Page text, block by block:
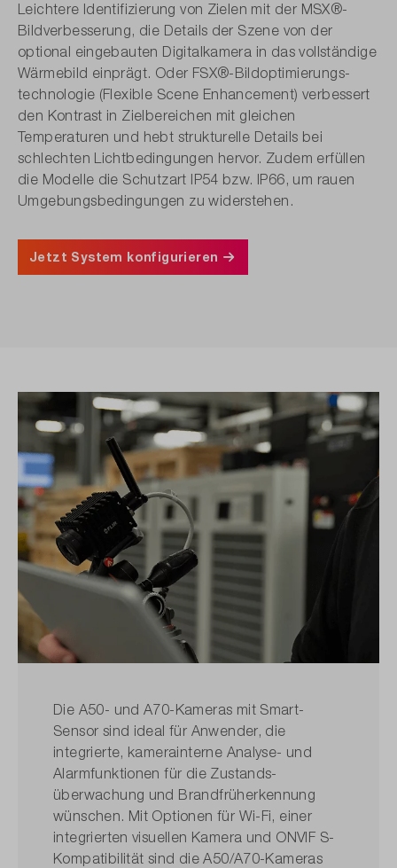
Leichtere Identifizierung von Zielen mit der MSX®-
Bildverbesserung, die Details der Szene von der
optional eingebauten Digitalkamera in das vollständige
Wärmebild einprägt. Oder FSX®-Bildoptimierungs­
technologie (Flexible Scene Enhancement) verbessert
den Kontrast in Zielbereichen mit gleichen
Temperaturen und hebt strukturelle Details bei
schlechten Lichtbedingungen hervor. Zudem erfüllen
die Modelle die Schutzart IP54 bzw. IP66, um rauen
Umgebungsbedingungen zu widerstehen.
Jetzt System konfigurieren
Die A50- und A70-Kameras mit Smart-
Sensor sind ideal für Anwender, die
integrierte, kamerainterne Analyse- und
Alarmfunktionen für die Zustands­
überwachung und Brandfrüh­erkennung
wünschen. Mit Optionen für Wi-Fi, einer
integrierten visuellen Kamera und ONVIF S-
Kompatibilität sind die A50/A70-Kameras